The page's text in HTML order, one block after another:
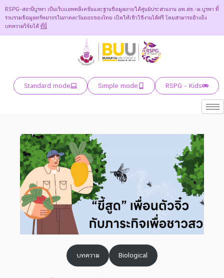
RSPG-สถานีบูรพา เป็นเว็บแอพพลิเคชันและฐานข้อมูลภายใต้ศูนย์ประสานงาน อพ.สธ.-ม.บูรพา ที่
รวบรวมข้อมูลทรัพยากรในภาคตะวันออกของไทย เปิดให้เข้าใช้งานได้ฟรี โดยสามารถอ้างอิง
บทความวิจัยได้ ที่นี่
Standard mode Simple mode RSPG - Kids
บทความ Biological